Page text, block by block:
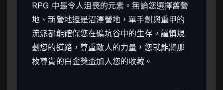
RPG 中最令人沮喪的元素。無論您選擇舊營
地、新營地還是沼澤營地，單手劍與重甲的
流派都能確保您在礦坑谷中的生存。謹慎規
劃您的道路，尊重敵人的力量，您就能將那
枚尊貴的白金獎盃加入您的收藏。